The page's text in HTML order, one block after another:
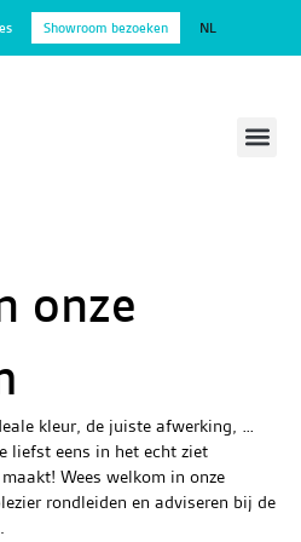
Showroom bezoeken NL
onze
kleur, de juiste afwerking, …
liefst eens in het echt ziet
Wees welkom in onze
rondleiden en adviseren bij de